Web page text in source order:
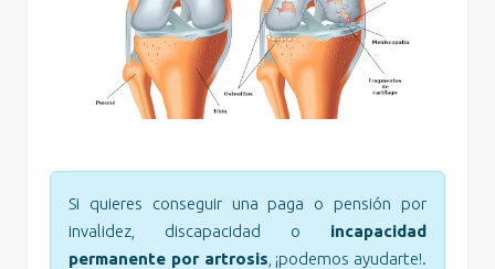
Si quieres conseguir una paga o pensión por
invalidez, discapacidad o incapacidad
permanente por artrosis , ¡podemos ayudarte!.